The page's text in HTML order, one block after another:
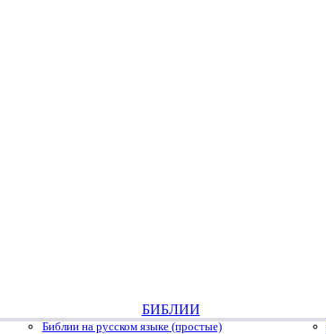
БИБЛИИ
Библии на русском языке (простые)